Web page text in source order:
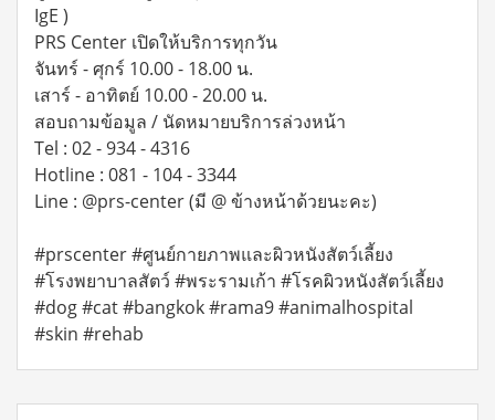
IgE )
PRS Center เปิดให้บริการทุกวัน
จันทร์ - ศุกร์ 10.00 - 18.00 น.
เสาร์ - อาทิตย์ 10.00 - 20.00 น.
สอบถามข้อมูล / นัดหมายบริการล่วงหน้า
Tel : 02 - 934 - 4316
Hotline : 081 - 104 - 3344
Line : @prs-center (มี @ ข้างหน้าด้วยนะคะ)
#prscenter #ศูนย์กายภาพและผิวหนังสัตว์เลี้ยง
#โรงพยาบาลสัตว์ #พระรามเก้า #โรคผิวหนังสัตว์เลี้ยง
#dog #cat #bangkok #rama9 #animalhospital
#skin #rehab